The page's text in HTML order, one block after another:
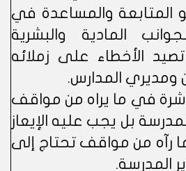
هو المتابعة والمساعدة في
المادية والبشرية
الأخطاء على زملائه
ومديري المدارس.
في ما يراه من مواقف
بل يجب عليه الإيعاز
رآه من مواقف تحتاج إلى
المدرسة.